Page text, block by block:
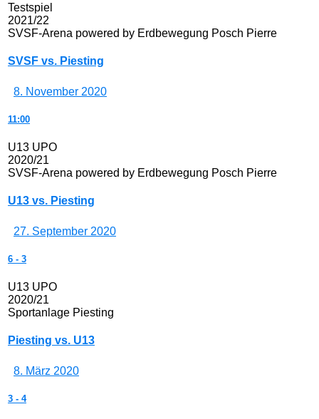
Testspiel
2021/22
SVSF-Arena powered by Erdbewegung Posch Pierre
SVSF vs. Piesting
8. November 2020
11:00
U13 UPO
2020/21
SVSF-Arena powered by Erdbewegung Posch Pierre
U13 vs. Piesting
27. September 2020
6 - 3
U13 UPO
2020/21
Sportanlage Piesting
Piesting vs. U13
8. März 2020
3 - 4